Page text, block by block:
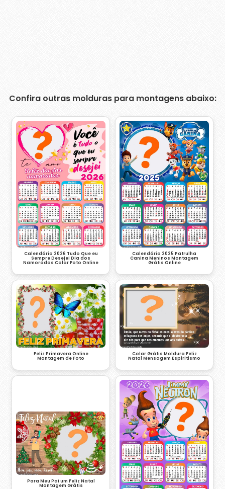
Confira outras molduras para montagens abaixo:
Calendário 2026 Tudo Que eu
Sempre Desejei Dia dos
Namorados Colar Foto Online
Calendário 2025 Patrulha
Canina Meninos Montagem
Grátis Online
Feliz Primavera Online
Montagem de Foto
Colar Grátis Moldura Feliz
Natal Mensagem Espiritismo
Para Meu Pai um Feliz Natal
Montagem Grátis